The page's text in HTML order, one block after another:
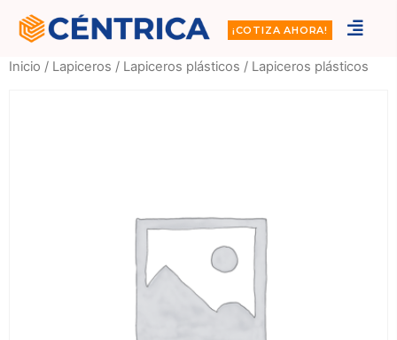
¡COTIZA AHORA!
Inicio / Lapiceros / Lapiceros plásticos / Lapiceros plásticos